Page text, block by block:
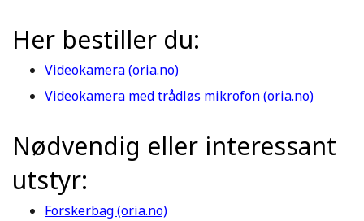
Her bestiller du:
Videokamera (oria.no)
Videokamera med trådløs mikrofon (oria.no)
Nødvendig eller interessant
utstyr:
Forskerbag (oria.no)